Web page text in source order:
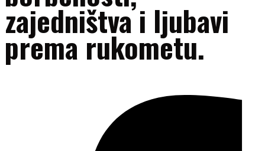
zajedništva i ljubavi
prema rukometu.